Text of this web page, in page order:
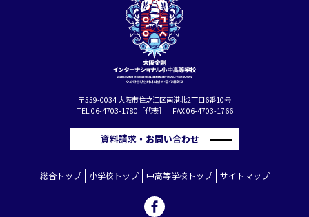
〒559-0034 大阪市住之江区南港北2丁目6番10号
TEL 06-4703-1780［代表］ FAX 06-4703-1766
資料請求・お問い合わせ
総合トップ 小学校トップ 中高等学校トップ サイトマップ